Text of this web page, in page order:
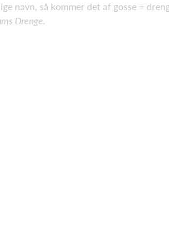
navn, så kommer det af gosse =
Drenge.